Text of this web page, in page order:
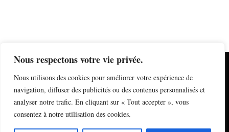
Nous respectons votre vie privée.
Nous utilisons des cookies pour améliorer votre expérience de
navigation, diffuser des publicités ou des contenus personnalisés et
analyser notre trafic. En cliquant sur « Tout accepter », vous
consentez à notre utilisation des cookies.
information sur les cookies
formulaire de contact
newsletter
plan du site
derniers articles